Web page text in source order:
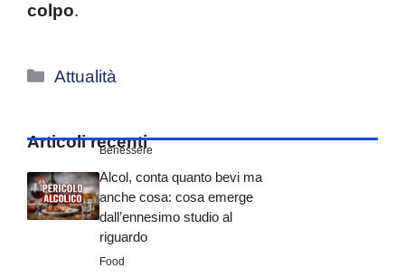
colpo.
Categorie
Attualità
Articoli recenti
Benessere
Alcol, conta quanto bevi ma
anche cosa: cosa emerge
dall’ennesimo studio al
riguardo
Food